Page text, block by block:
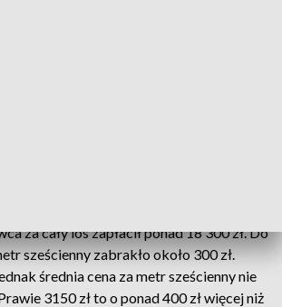
za cały los zapłacił ponad 18 300 zł. Do
sześcienny zabrakło około 300 zł.
średnia cena za metr sześcienny nie
3150 zł to o ponad 400 zł więcej niż